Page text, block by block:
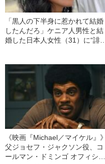
「黒人の下半身に惹かれて結婚
したんだろ」ケニア人男性と結
婚した日本人女性（31）に“誹謗
《映画『Michael／マイケル』》
父ジョセフ・ジャクソン役、コ
ールマン・ドミンゴ オフィシャ